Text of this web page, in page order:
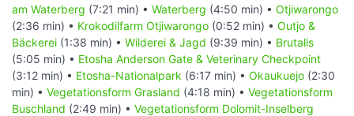
am Waterberg (7:21 min) • Waterberg (4:50 min) • Otjiwarongo
(2:36 min) • Krokodilfarm Otjiwarongo (0:52 min) • Outjo &
Bäckerei (1:38 min) • Wilderei & Jagd (9:39 min) • Brutalis
(5:05 min) • Etosha Anderson Gate & Veterinary Checkpoint
(3:12 min) • Etosha-Nationalpark (6:17 min) • Okaukuejo (2:30
min) • Vegetationsform Grasland (4:18 min) • Vegetationsform
Buschland (2:49 min) • Vegetationsform Dolomit-Inselberg